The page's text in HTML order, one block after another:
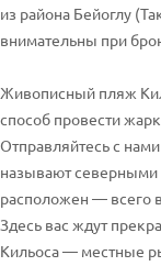
из района Бейоглу
внимательны при
Живописный пляж
способ провести
Отправляйтесь с
называют северными
расположен — всего
Здесь вас ждут
Кильоса — местные